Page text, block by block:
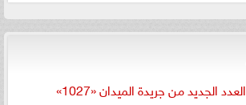
العدد الجديد من جريدة الميدان «1027»